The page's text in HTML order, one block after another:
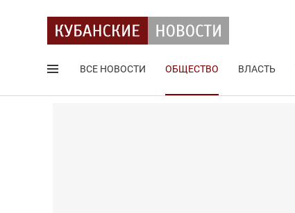
ВСЕ НОВОСТИ ОБЩЕСТВО ВЛАСТЬ